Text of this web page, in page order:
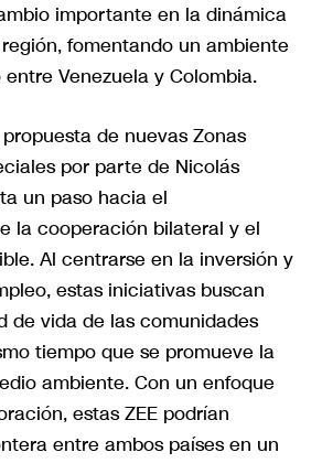
importante en la dinámica
fomentando un ambiente
Venezuela y Colombia.
de nuevas Zonas
por parte de Nicolás
un paso hacia el
la cooperación bilateral y el
Al centrarse en la inversión y
estas iniciativas buscan
de vida de las comunidades
tiempo que se promueve la
ambiente. Con un enfoque
estas ZEE podrían
entre ambos países en un